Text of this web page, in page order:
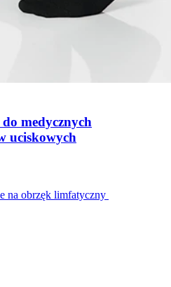
medycznych
uciskowych
na obrzęk limfatyczny